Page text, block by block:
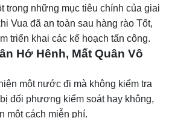
trong những mục tiêu chính của giai
Vua đã an toàn sau hàng rào Tốt,
triển khai các kế hoạch tấn công.
Hớ Hênh, Mất Quân Vô
một nước đi mà không kiểm tra
đối phương kiểm soát hay không,
một cách miễn phí.